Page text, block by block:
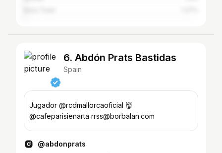
6. Abdón Prats Bastidas
Spain
Jugador @rcdmallorcaoficial 👹
@cafeparisienarta rrss@borbalan.com
@abdonprats